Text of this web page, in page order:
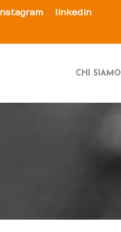
linkedin
CHI SIAMO